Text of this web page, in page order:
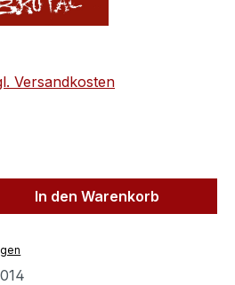
Versandkosten
Gib den
In den Warenkorb